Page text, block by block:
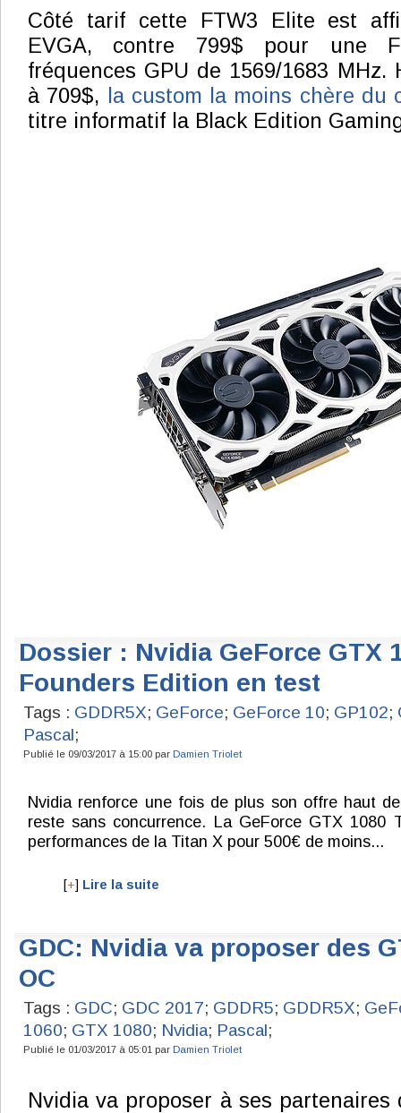
Côté tarif cette FTW3 Elite est
EVGA, contre 799$ pour une
fréquences GPU de 1569/1683 MHz.
à 709$,
la custom la moins chère
titre informatif la Black Edition
Dossier : Nvidia GeForce GTX
Founders Edition en test
Tags : GDDR5X; GeForce; GeForce 10; GP102;
Pascal;
Publié le 09/03/2017 à 15:00 par Damien Triolet
Nvidia renforce une fois de plus son offre haut
reste sans concurrence. La GeForce GTX 1080
performances de la Titan X pour 500€ de moins...
[+] Lire la suite
GDC: Nvidia va proposer des
OC
Tags : GDC; GDC 2017; GDDR5; GDDR5X;
1060; GTX 1080; Nvidia; Pascal;
Publié le 01/03/2017 à 05:01 par Damien Triolet
Nvidia va proposer à ses partenaires